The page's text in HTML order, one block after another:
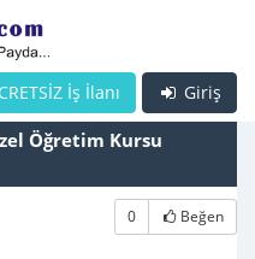
Giriş
İş İlanı
Öğretim Kursu
0 Beğen